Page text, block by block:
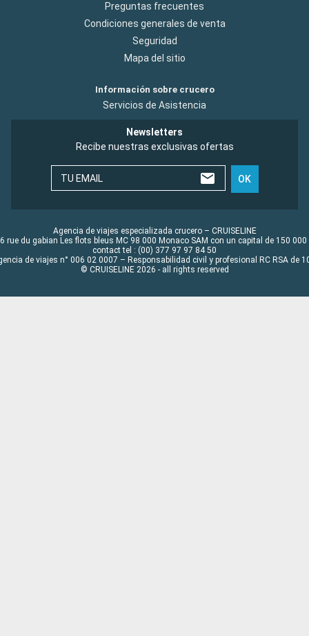
Preguntas frecuentes
Condiciones generales de venta
Seguridad
Mapa del sitio
Información sobre crucero
Servicios de Asistencia
Newsletters
Recibe nuestras exclusivas ofertas
TU EMAIL OK
Agencia de viajes especializada crucero – CRUISELINE
rue du gabian Les flots bleus MC 98 000 Monaco SAM con un capital de 150 000
contact tel : (00) 377 97 97 84 50
de viajes n° 006 02 0007 – Responsabilidad civil y profesional RC RSA de
© CRUISELINE 2026 - all rights reserved